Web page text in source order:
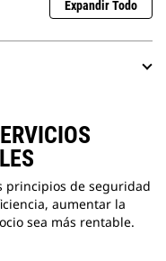
Expandir Todo
principios de seguridad
aumentar la
sea más rentable.